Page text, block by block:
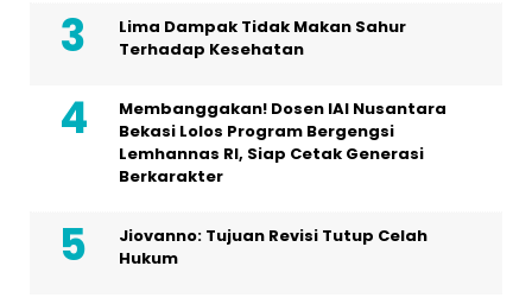
Lima Dampak Tidak Makan Sahur
Terhadap Kesehatan
Membanggakan! Dosen IAI Nusantara
Bekasi Lolos Program Bergengsi
Lemhannas RI, Siap Cetak Generasi
Berkarakter
Jiovanno: Tujuan Revisi Tutup Celah
Hukum